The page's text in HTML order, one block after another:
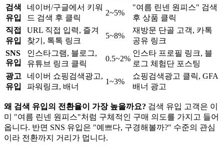
검색
유입
네이버/구글에서 키워
드 검색 후 클릭
2~5%
"여름 린넨 원피스" 검색
후 상품 클릭
직접
유입
URL 직접 입력, 즐겨
찾기, 톡톡 링크
5~8%
재방문 단골 고객, 카톡
공유 링크
SNS
유입
인스타그램, 블로그,
유튜브 링크 클릭
0.5~2%
인스타 프로필 링크, 블
로그 체험단 포스팅
광고
유입
네이버 쇼핑검색광고,
파워링크, 배너
1~3%
쇼핑검색광고 클릭, GFA
배너 광고
왜 검색 유입의 전환율이 가장 높을까요? 검색 유입 고객은 이
미 "여름 린넨 원피스"처럼 구체적인 구매 의도를 가지고 들어
옵니다. 반면 SNS 유입은 "예쁘다, 구경해볼까?" 수준의 관심
이라 전환까지 거리가 멉니다.